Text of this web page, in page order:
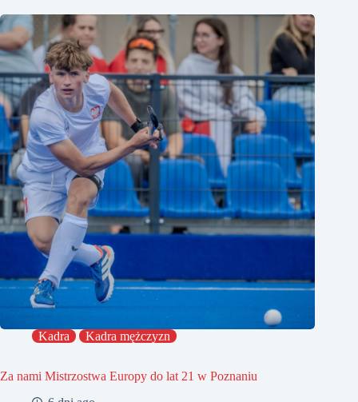
Kadra Kadra mężczyzn
Za nami Mistrzostwa Europy do lat 21 w Poznaniu